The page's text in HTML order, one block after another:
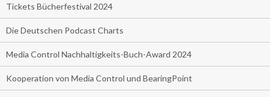
Tickets Bücherfestival 2024
Die Deutschen Podcast Charts
Media Control Nachhaltigkeits-Buch-Award 2024
Kooperation von Media Control und BearingPoint